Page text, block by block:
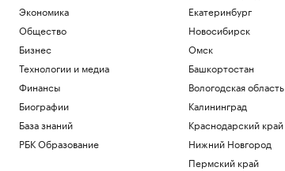
Спорт
Балицкий сообщил об ударе дрона ВСУ
по рейсовому автобусу
Политика
Зачем экономике России нужна
товарная биржа
РБК и Петербургская Биржа
Посольство Украины сообщило о
повреждении украинского памятника в
Польше
Экономика
Общество
Бизнес
Технологии и медиа
Финансы
Биографии
База знаний
РБК Образование
Екатеринбург
Новосибирск
Омск
Башкортостан
Вологодская область
Калининград
Краснодарский край
Нижний Новгород
Пермский край